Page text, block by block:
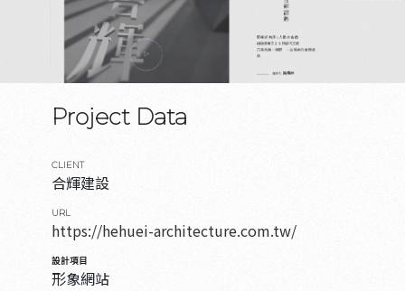
Project Data
CLIENT
合輝建設
URL
https://hehuei-architecture.com.tw/
設計項目
形象網站